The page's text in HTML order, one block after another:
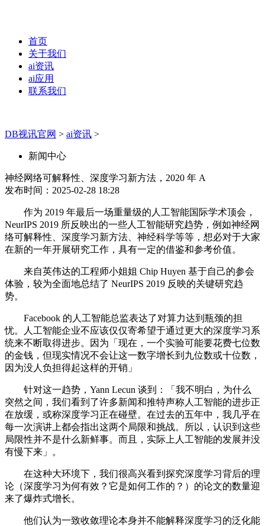
首页
关于我们
ai资讯
ai应用
联系我们
DB视讯官网 > ai资讯 >
新闻中心
神经网络可解释性、深度学习新方法，2020 年 A
发布时间：2025-02-28 18:28
作为 2019 年最后一场重量级的人工智能国际学术顶会，
NeurIPS 2019 所反映出的一些人工智能研究趋势，例如神经网
络可解释性、深度学习新方法、神经科学等等，想必对于大家
在新的一年开展研究工作，具有一定的借鉴和参考价值。
来自英伟达的工程师小姐姐 Chip Huyen 基于自己的参会
体验，较为全面地总结了 NeurIPS 2019 反映的关键研究趋
势。
Facebook 的人工智能总监表达了对算力达到瓶颈的担
忧。人工智能企业不应该仅仅寄希望于通过更大的深度学习系
统来不断取得进步。因为「现在，一个实验可能要花费七位数
的金钱，但现实情况不会让这一数字增长到九位数或十位数，
因为没人负担得起这样的开销」
针对这一趋势，Yann Lecun 谈到：「我不明白，为什么
突然之间，我们看到了许多新闻和推特声称人工智能的进步正
在放缓，或称深度学习正在碰壁。在过去的五年中，我几乎在
每一次演讲上都会指出这两个局限和挑战。所以，认识到这些
局限性并不是什么新鲜事。而且，实际上人工智能的发展并没
有慢下来」。
在这种大环境下，我们很高兴看到探究深度学习背后的理
论（深度学习为何有效？它是如何工作的？）的论文的数量迎
来了爆炸式增长。
他们认为一致收敛理论本身并不能解释深度学习的泛化能